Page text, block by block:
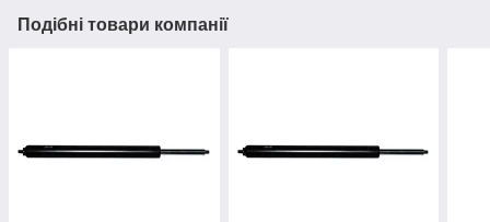
Подібні товари компанії